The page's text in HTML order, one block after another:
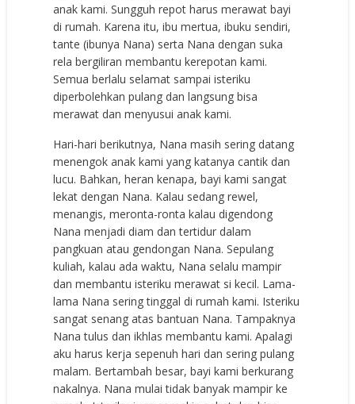
anak kami. Sungguh repot harus merawat bayi
di rumah. Karena itu, ibu mertua, ibuku sendiri,
tante (ibunya Nana) serta Nana dengan suka
rela bergiliran membantu kerepotan kami.
Semua berlalu selamat sampai isteriku
diperbolehkan pulang dan langsung bisa
merawat dan menyusui anak kami.
Hari-hari berikutnya, Nana masih sering datang
menengok anak kami yang katanya cantik dan
lucu. Bahkan, heran kenapa, bayi kami sangat
lekat dengan Nana. Kalau sedang rewel,
menangis, meronta-ronta kalau digendong
Nana menjadi diam dan tertidur dalam
pangkuan atau gendongan Nana. Sepulang
kuliah, kalau ada waktu, Nana selalu mampir
dan membantu isteriku merawat si kecil. Lama-
lama Nana sering tinggal di rumah kami. Isteriku
sangat senang atas bantuan Nana. Tampaknya
Nana tulus dan ikhlas membantu kami. Apalagi
aku harus kerja sepenuh hari dan sering pulang
malam. Bertambah besar, bayi kami berkurang
nakalnya. Nana mulai tidak banyak mampir ke